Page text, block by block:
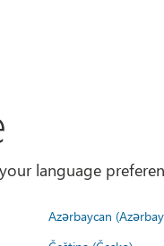
language
Azərbaycan